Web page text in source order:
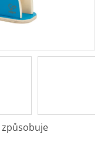
způsobuje